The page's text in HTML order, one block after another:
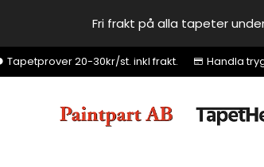
Fri frakt på alla tapeter
Tapetprover 20-30kr/st. inkl frakt. Handla